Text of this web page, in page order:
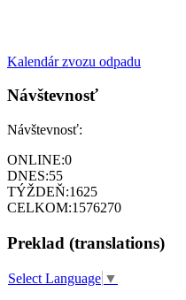
Kalendár zvozu odpadu
Návštevnosť
Návštevnosť:
ONLINE:0
DNES:55
TÝŽDEŇ:1625
CELKOM:1576270
Preklad (translations)
Select Language ▼